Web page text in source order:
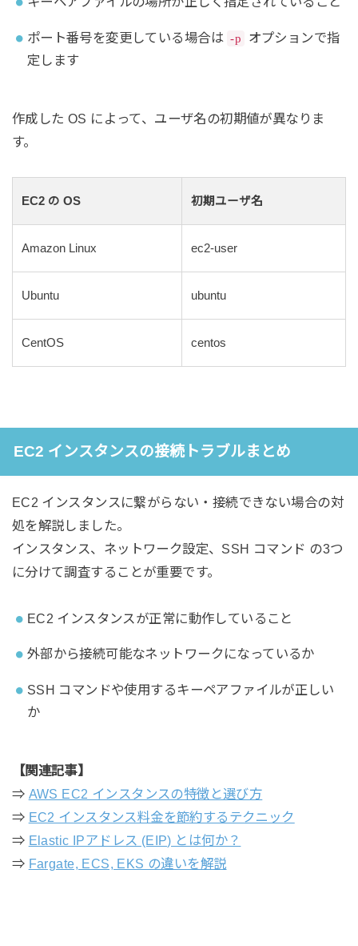
ポート番号を変更している場合は -p
オプションで指
定します
作成した OS によって、ユーザ名の初期値が異なりま
す。
EC2 の OS 初期ユーザ名
Amazon Linux ec2-user
Ubuntu ubuntu
CentOS centos
EC2 インスタンスの接続トラブルまとめ
EC2 インスタンスに繋がらない・接続できない場合の対
処を解説しました。
インスタンス、ネットワーク設定、SSH コマンド の3つ
に分けて調査することが重要です。
EC2 インスタンスが正常に動作していること
外部から接続可能なネットワークになっているか
SSH コマンドや使用するキーペアファイルが正しい
か
【関連記事】
⇒ AWS EC2 インスタンスの特徴と選び方
⇒ EC2 インスタンス料金を節約するテクニック
⇒ Elastic IPアドレス (EIP) とは何か？
⇒ Fargate, ECS, EKS の違いを解説